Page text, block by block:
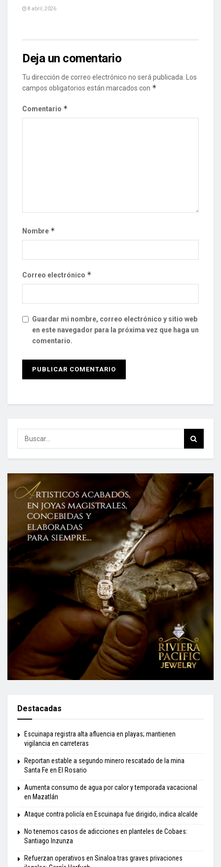
8 abril, 2026
Deja un comentario
Tu dirección de correo electrónico no será publicada.
Los
campos obligatorios están marcados con *
Comentario *
Nombre *
Correo electrónico *
Guardar mi nombre, correo electrónico y sitio web
en este navegador para la próxima vez que haga un
comentario.
Destacadas
Escuinapa registra alta afluencia en playas; mantienen
vigilancia en carreteras
Reportan estable a segundo minero rescatado de la mina
Santa Fe en El Rosario
Aumenta consumo de agua por calor y temporada vacacional
en Mazatlán
Ataque contra policía en Escuinapa fue dirigido, indica alcalde
No tenemos casos de adicciones en planteles de Cobaes:
Santiago Inzunza
Refuerzan operativos en Sinaloa tras graves privaciones